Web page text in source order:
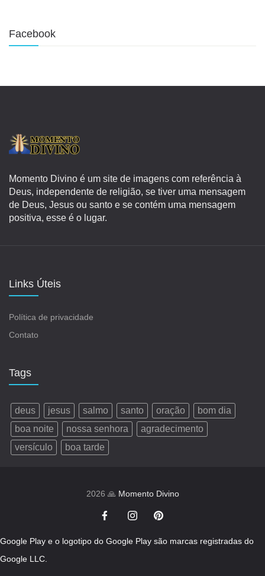
Facebook
Momento Divino é um site de imagens com referência à
Deus, independente de religião, se tiver uma mensagem
de Deus, Jesus ou santo e se contém uma mensagem
positiva, esse é o lugar.
Links Úteis
Política de privacidade
Contato
Tags
deus jesus salmo santo oração
bom dia
boa noite
nossa senhora
agradecimento
versículo
boa tarde
2026 🙏 Momento Divino
Google Play e o logotipo do Google Play são marcas registradas do
Google LLC.